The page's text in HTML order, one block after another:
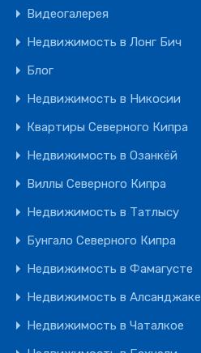
Видеогалерея
Недвижимость в Лонг Бич
Блог
Недвижимость в Никосии
Квартиры Северного Кипра
Недвижимость в Озанкёй
Виллы Северного Кипра
Недвижимость в Татлысу
Бунгало Северного Кипра
Недвижимость в Фамагусте
Недвижимость в Алсанджаке
Недвижимость в Чаталкое